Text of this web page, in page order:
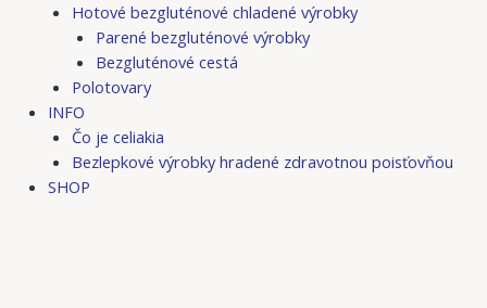
Hotové bezgluténové chladené výrobky
Parené bezgluténové výrobky
Bezgluténové cestá
Polotovary
INFO
Čo je celiakia
Bezlepkové výrobky hradené zdravotnou poisťovňou
SHOP